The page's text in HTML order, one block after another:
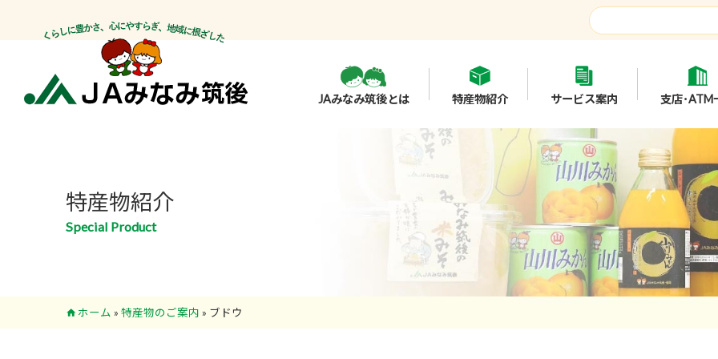
JAみなみ筑後とは 特産物紹介 サービス案内 支店･ATM
特産物紹介
Special Product
ホーム » 特産物のご案内 » ブドウ